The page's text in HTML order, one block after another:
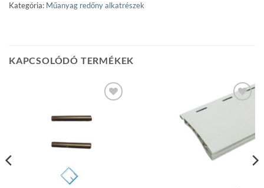
Kategória: Műanyag redőny alkatrészek
KAPCSOLÓDÓ TERMÉKEK